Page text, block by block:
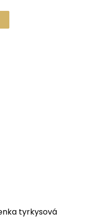
tyrkysová